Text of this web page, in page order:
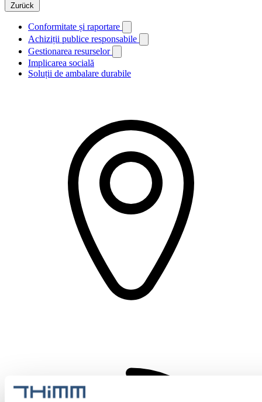
Zurück
Conformitate și raportare
Achiziții publice responsabile
Gestionarea resurselor
Implicarea socială
Soluții de ambalare durabile